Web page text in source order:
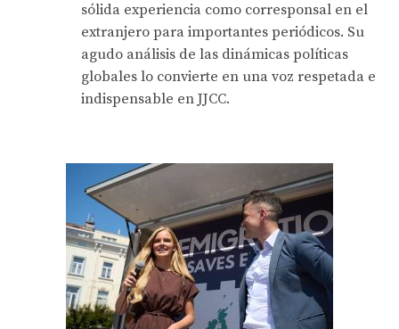
sólida experiencia como corresponsal en el
extranjero para importantes periódicos. Su
agudo análisis de las dinámicas políticas
globales lo convierte en una voz respetada e
indispensable en JJCC.